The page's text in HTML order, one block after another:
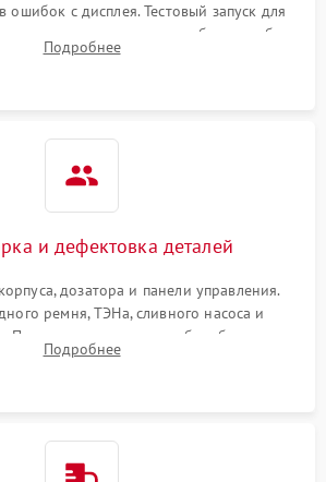
ошибок с дисплея. Тестовый запуск для
шумов, протечек или сбоев в работе
модуля управления.
Подробнее
и дефектовка деталей
дозатора и панели управления.
ремня, ТЭНа, сливного насоса и
Проверка подшипников барабана и
износ, а манжеты люка на разрывы.
Подробнее